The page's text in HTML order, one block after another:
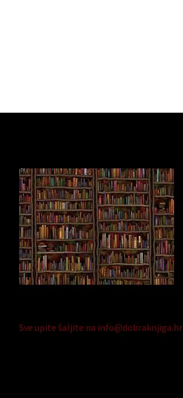
Sve upite šaljite na info@dobraknjiga.hr